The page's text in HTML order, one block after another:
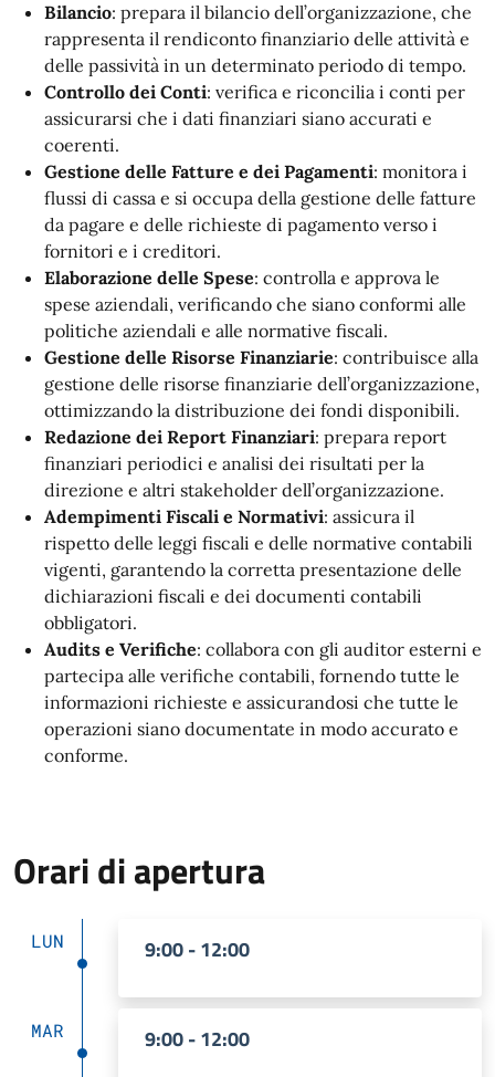
Bilancio: prepara il bilancio dell’organizzazione, che
rappresenta il rendiconto finanziario delle attività e
delle passività in un determinato periodo di tempo.
Controllo dei Conti: verifica e riconcilia i conti per
assicurarsi che i dati finanziari siano accurati e
coerenti.
Gestione delle Fatture e dei Pagamenti: monitora i
flussi di cassa e si occupa della gestione delle fatture
da pagare e delle richieste di pagamento verso i
fornitori e i creditori.
Elaborazione delle Spese: controlla e approva le
spese aziendali, verificando che siano conformi alle
politiche aziendali e alle normative fiscali.
Gestione delle Risorse Finanziarie: contribuisce alla
gestione delle risorse finanziarie dell’organizzazione,
ottimizzando la distribuzione dei fondi disponibili.
Redazione dei Report Finanziari: prepara report
finanziari periodici e analisi dei risultati per la
direzione e altri stakeholder dell’organizzazione.
Adempimenti Fiscali e Normativi: assicura il
rispetto delle leggi fiscali e delle normative contabili
vigenti, garantendo la corretta presentazione delle
dichiarazioni fiscali e dei documenti contabili
obbligatori.
Audits e Verifiche: collabora con gli auditor esterni e
partecipa alle verifiche contabili, fornendo tutte le
informazioni richieste e assicurandosi che tutte le
operazioni siano documentate in modo accurato e
conforme.
Orari di apertura
LUN 9:00 - 12:00
MAR 9:00 - 12:00